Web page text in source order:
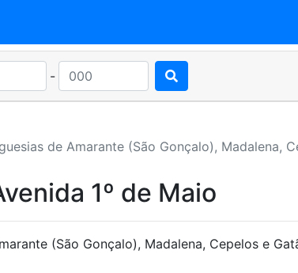
-
de Amarante (São Gonçalo), Madalena,
1º de Maio
(São Gonçalo), Madalena, Cepelos e